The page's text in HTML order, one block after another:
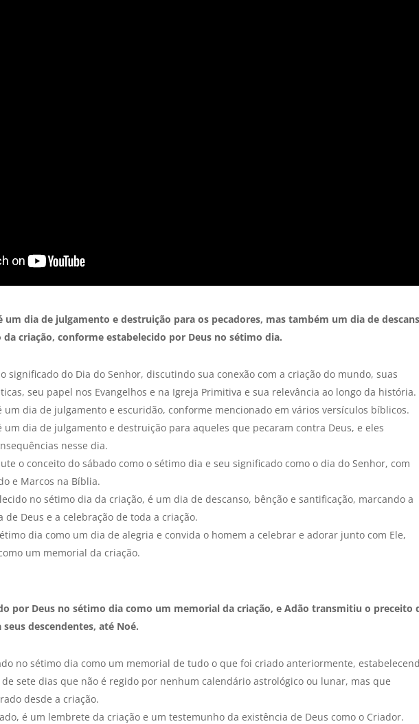
um dia de julgamento e destruição para os pecadores, mas também um dia de
da criação, conforme estabelecido por Deus no sétimo dia.
significado do Dia do Senhor, discutindo sua conexão com a criação do mundo, suas
seu papel nos Evangelhos e na Igreja Primitiva e sua relevância ao longo da história.
um dia de julgamento e escuridão, conforme mencionado em vários versículos bíblicos.
um dia de julgamento e destruição para aqueles que pecaram contra Deus, e eles
nesse dia.
o conceito do sábado como o sétimo dia e seu significado como o dia do Senhor, com
e Marcos na Bíblia.
no sétimo dia da criação, é um dia de descanso, bênção e santificação, marcando a
de Deus e a celebração de toda a criação.
dia como um dia de alegria e convida o homem a celebrar e adorar junto com Ele,
um memorial da criação.
por Deus no sétimo dia como um memorial da criação, e Adão transmitiu o preceito
descendentes, até Noé.
no sétimo dia como um memorial de tudo o que foi criado anteriormente,
sete dias que não é regido por nenhum calendário astrológico ou lunar, mas que
desde a criação.
é um lembrete da criação e um testemunho da existência de Deus como o Criador.